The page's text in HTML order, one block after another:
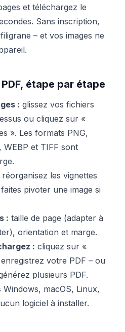
et téléchargez le
Sans inscription,
– et vos images ne
étape par étape
: glissez vos fichiers
ou cliquez sur «
». Les formats PNG,
WEBP et TIFF sont
réorganisez les vignettes
pivoter une image si
: taille de page (adapter à
orientation et marge.
: cliquez sur «
votre PDF – ou
plusieurs PDF.
Windows, macOS, Linux,
logiciel à installer.